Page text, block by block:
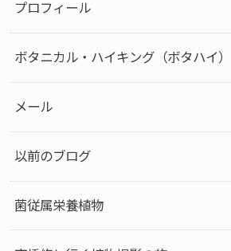
プロフィール
ボタニカル・ハイキング（ボタハイ）
メール
以前のブログ
菌従属栄養植物